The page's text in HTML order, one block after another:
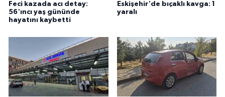
Feci kazada acı detay:
56'ıncı yaş gününde
hayatını kaybetti
Eskişehir'de bıçaklı kavga: 1
yaralı